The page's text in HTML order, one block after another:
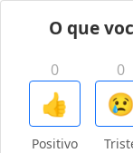
O que
0
👍
Positivo
0
😢